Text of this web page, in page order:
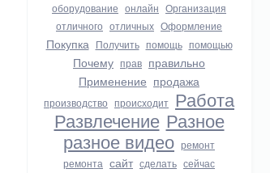
оборудование онлайн Организация
отличного отличных Оформление
Покупка Получить помощь помощью
Почему прав правильно
Применение продажа
производство происходит Работа
Развлечение Разное
разное видео ремонт
ремонта сайт сделать сейчас